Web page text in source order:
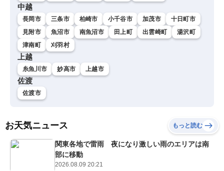
中越
長岡市 三条市 柏崎市 小千谷市 加茂市
十日町市
見附市
魚沼市 南魚沼市 田上町 出雲崎町
湯沢町
津南町
刈羽村
上越
糸魚川市 妙高市 上越市
佐渡
佐渡市
お天気ニュース もっと読む
関東各地で雷雨 夜になり激しい雨のエリアは南
部に移動
2026.08.09 20:21